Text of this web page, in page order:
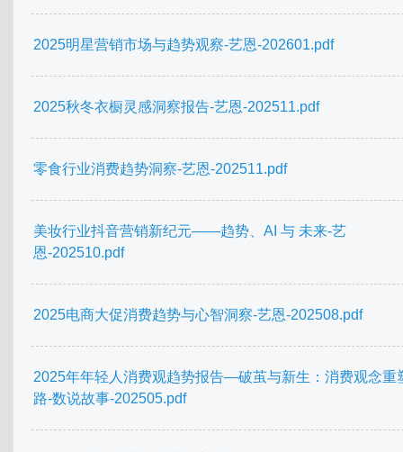
2025明星营销市场与趋势观察-艺恩-202601.pdf
2025秋冬衣橱灵感洞察报告-艺恩-202511.pdf
零食行业消费趋势洞察-艺恩-202511.pdf
美妆行业抖音营销新纪元——趋势、AI 与 未来-艺
恩-202510.pdf
2025电商大促消费趋势与心智洞察-艺恩-202508.pdf
2025年年轻人消费观趋势报告—破茧与新生：消费观念重
路-数说故事-202505.pdf